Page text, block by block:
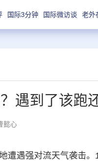
国际3分钟 国际微访谈 老外
遇到了该跑
懿心
遇强对流天气袭击。